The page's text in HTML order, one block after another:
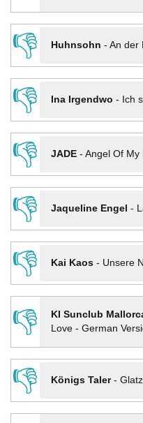
👎
Huhnsohn - An der
👎
Ina Irgendwo - Ich
👎
JADE- Angel Of My
👎
Jaqueline Engel -
👎
Kai Kaos- Unsere
👎
KI Sunclub
Love - German
👎
Königs Taler-